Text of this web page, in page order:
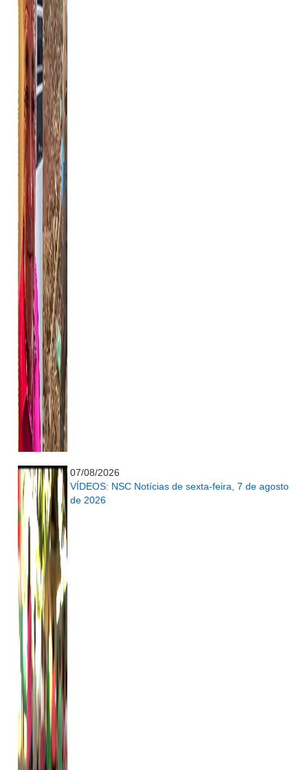
07/08/2026
VÍDEOS: NSC Notícias de sexta-feira, 7 de agosto
de 2026